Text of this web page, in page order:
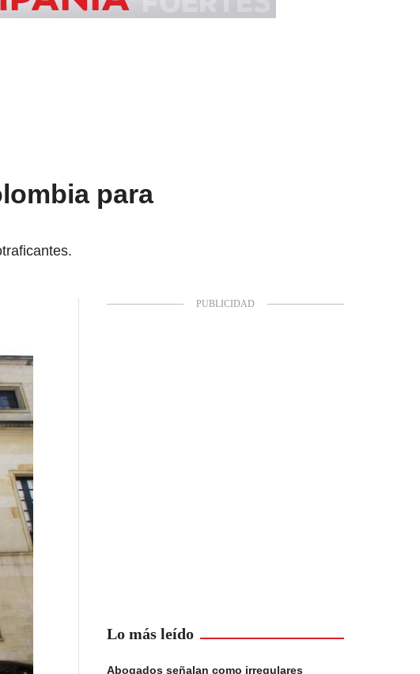
para
Lo más leído
Abogados señalan como irregulares